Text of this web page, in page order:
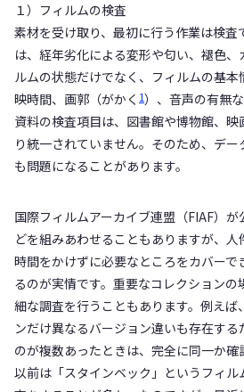
１）フィルムの検査
素材を受け取り、最初に行う作業は検査
は、経年劣化による変形や匂い、褪色、
ルムの状態だけでなく、フィルムの基
映時間、画郭（がかく 1）、音声の有無
資料の検査項目は、図書館や博物館、
り統一されていません。そのため、デ
も問題になることがあります。
国際フィルムアーカイブ連盟（FIAF）
どを組みあわせることもありますが、人
時間をかけずに必要なところをカバーで
るのが実情です。重要なコレクション
細な調査を行うこともあります。例えば
ンだけ異なるバージョン違いも存在す
のが複数あったときは、完全に同一か確
以前は「スタインベック」というフィ